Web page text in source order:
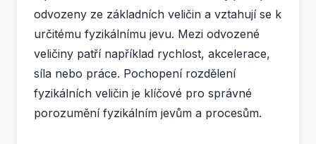
odvozeny ze základních veličin a vztahují se k
určitému fyzikálnímu jevu. Mezi odvozené
veličiny patří například rychlost, akcelerace,
síla nebo práce. Pochopení rozdělení
fyzikálních veličin je klíčové pro správné
porozumění fyzikálním jevům a procesům.